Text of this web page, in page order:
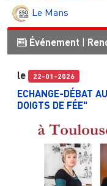
Le Mans
Événement
le 22-01-2026
ECHANGE-DÉBAT
DOIGTS DE FÉE"